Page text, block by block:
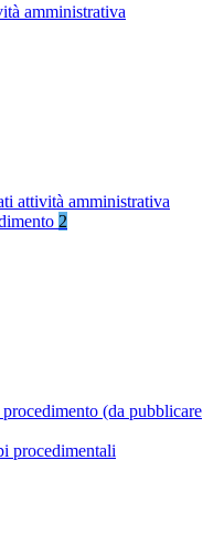
amministrativa
attività amministrativa
2
(da pubblicare
procedimentali